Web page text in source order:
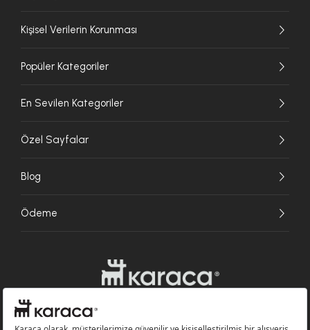
Kişisel Verilerin Korunması
Popüler Kategoriler
En Sevilen Kategoriler
Özel Sayfalar
Blog
Ödeme